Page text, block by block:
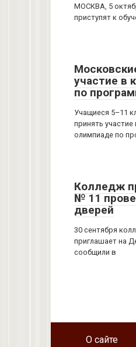
МОСКВА, 5
приступят к
участие в
по
Учащиеся 5–11
принять
олимпиаде по
Колледж
№ 11
дверей
30 сентября
приглашает на
сообщили в
О сайте